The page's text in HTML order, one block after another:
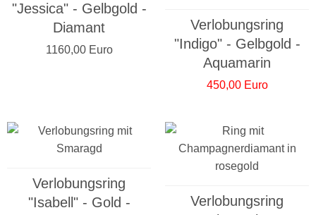
"Jessica" - Gelbgold -
Diamant
1160,00 Euro
Verlobungsring
"Indigo" - Gelbgold -
Aquamarin
450,00 Euro
Verlobungsring
"Isabell" - Gold -
Verlobungsring